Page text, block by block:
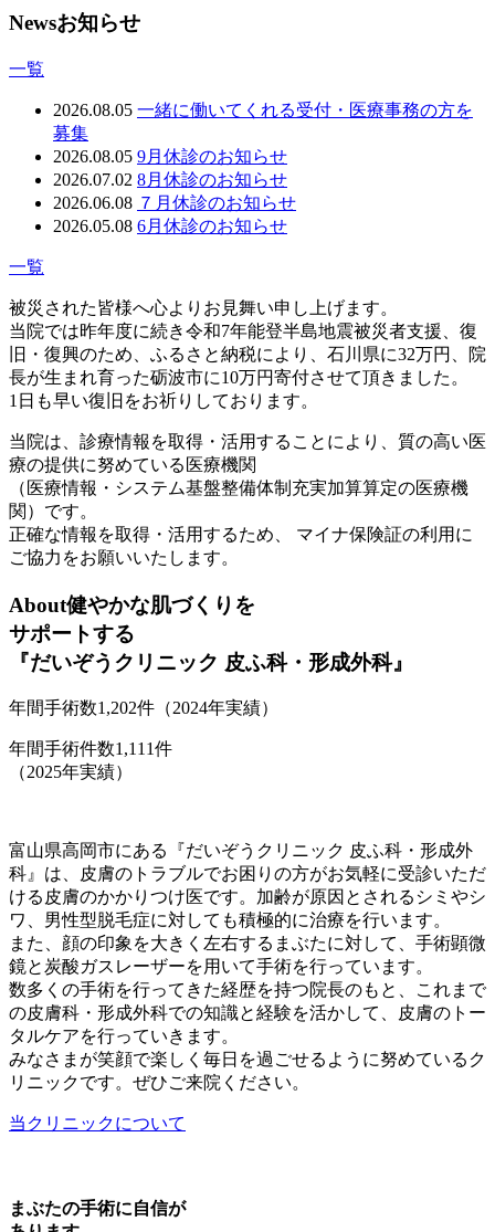
Newsお知らせ
一覧
2026.08.05 一緒に働いてくれる受付・医療事務の方を
募集
2026.08.05 9月休診のお知らせ
2026.07.02 8月休診のお知らせ
2026.06.08 ７月休診のお知らせ
2026.05.08 6月休診のお知らせ
一覧
被災された皆様へ心よりお見舞い申し上げます。
当院では昨年度に続き令和7年能登半島地震被災者支援、復
旧・復興のため、ふるさと納税により、石川県に32万円、院
長が生まれ育った砺波市に10万円寄付させて頂きました。
1日も早い復旧をお祈りしております。
当院は、診療情報を取得・活用することにより、質の高い医
療の提供に努めている医療機関
（医療情報・システム基盤整備体制充実加算算定の医療機
関）です。
正確な情報を取得・活用するため、 マイナ保険証の利用 に
ご協力をお願いいたします。
About健やかな肌づくりを
サポートする
『だいぞうクリニック 皮ふ科・形成外科』
年間手術数1,202件（2024年実績）
年間手術件数1,111件
（2025年実績）
富山県高岡市にある『だいぞうクリニック 皮ふ科・形成外
科』は、皮膚のトラブルでお困りの方がお気軽に受診いただ
ける皮膚のかかりつけ医です。加齢が原因とされるシミやシ
ワ、男性型脱毛症に対しても積極的に治療を行います。
また、顔の印象を大きく左右するまぶたに対して、手術顕微
鏡と炭酸ガスレーザーを用いて手術を行っています。
数多くの手術を行ってきた経歴を持つ院長のもと、これまで
の皮膚科・形成外科での知識と経験を活かして、皮膚のトー
タルケアを行っていきます。
みなさまが笑顔で楽しく毎日を過ごせるように努めているク
リニックです。ぜひご来院ください。
当クリニックについて
まぶたの手術に自信が